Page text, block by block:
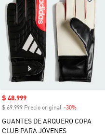
Precio de venta
$ 48.999
$ 69.999 Precio original -30%
GUANTES DE ARQUERO COPA
CLUB PARA JÓVENES